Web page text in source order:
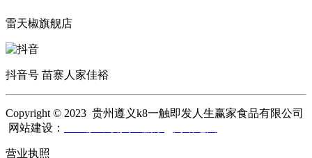
雷天椒旗舰店
抖音号 苗寨人家佳裕
Copyright © 2023 贵州遵义k8一触即发人生赢家食品有限公司
网站建设：
营业执照